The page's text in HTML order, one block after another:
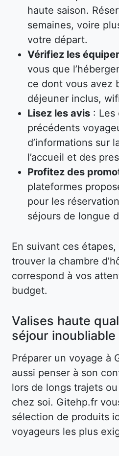
haute saison.
semaines, voire
votre départ.
Vérifiez les
vous que
ce dont vous avez
déjeuner inclus,
Lisez les avis : Les
précédents
d’informations sur
l’accueil et des
Profitez des
plateformes
pour les
séjours de longue
En suivant ces
trouver la chambre
correspond à vos
budget.
Valises haute
séjour inoubliable
Préparer un voyage à
aussi penser à son
lors de longs trajets
chez soi. Gitehp.fr
sélection de produits
voyageurs les plus